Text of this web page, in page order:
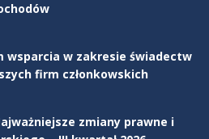
wsparcia w zakresie świadectw
firm członkowskich
zmiany prawne i